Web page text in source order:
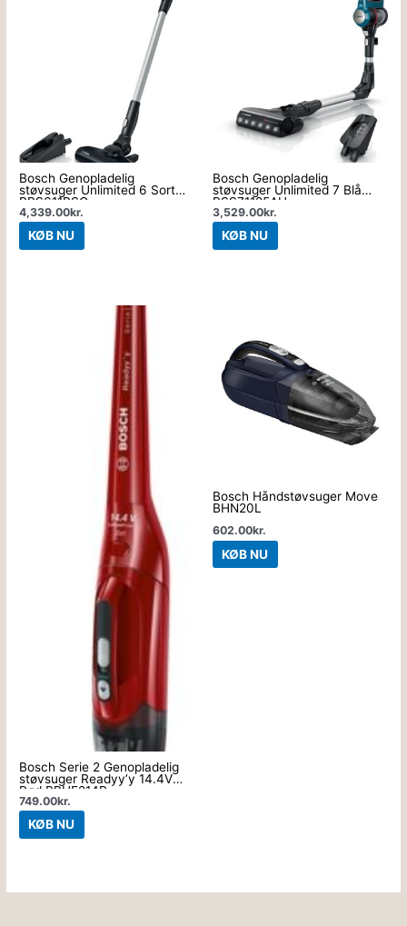
Bosch Genopladelig
støvsuger Unlimited 6 Sort
BBS611BSC
4,339.00kr.
KØB NU
Bosch Genopladelig
støvsuger Unlimited 7 Blå
BSS71125AH
3,529.00kr.
KØB NU
Bosch Serie 2 Genopladelig
støvsuger Readyy’y 14.4V
Rød BBHF214R
749.00kr.
KØB NU
Bosch Håndstøvsuger Move
BHN20L
602.00kr.
KØB NU